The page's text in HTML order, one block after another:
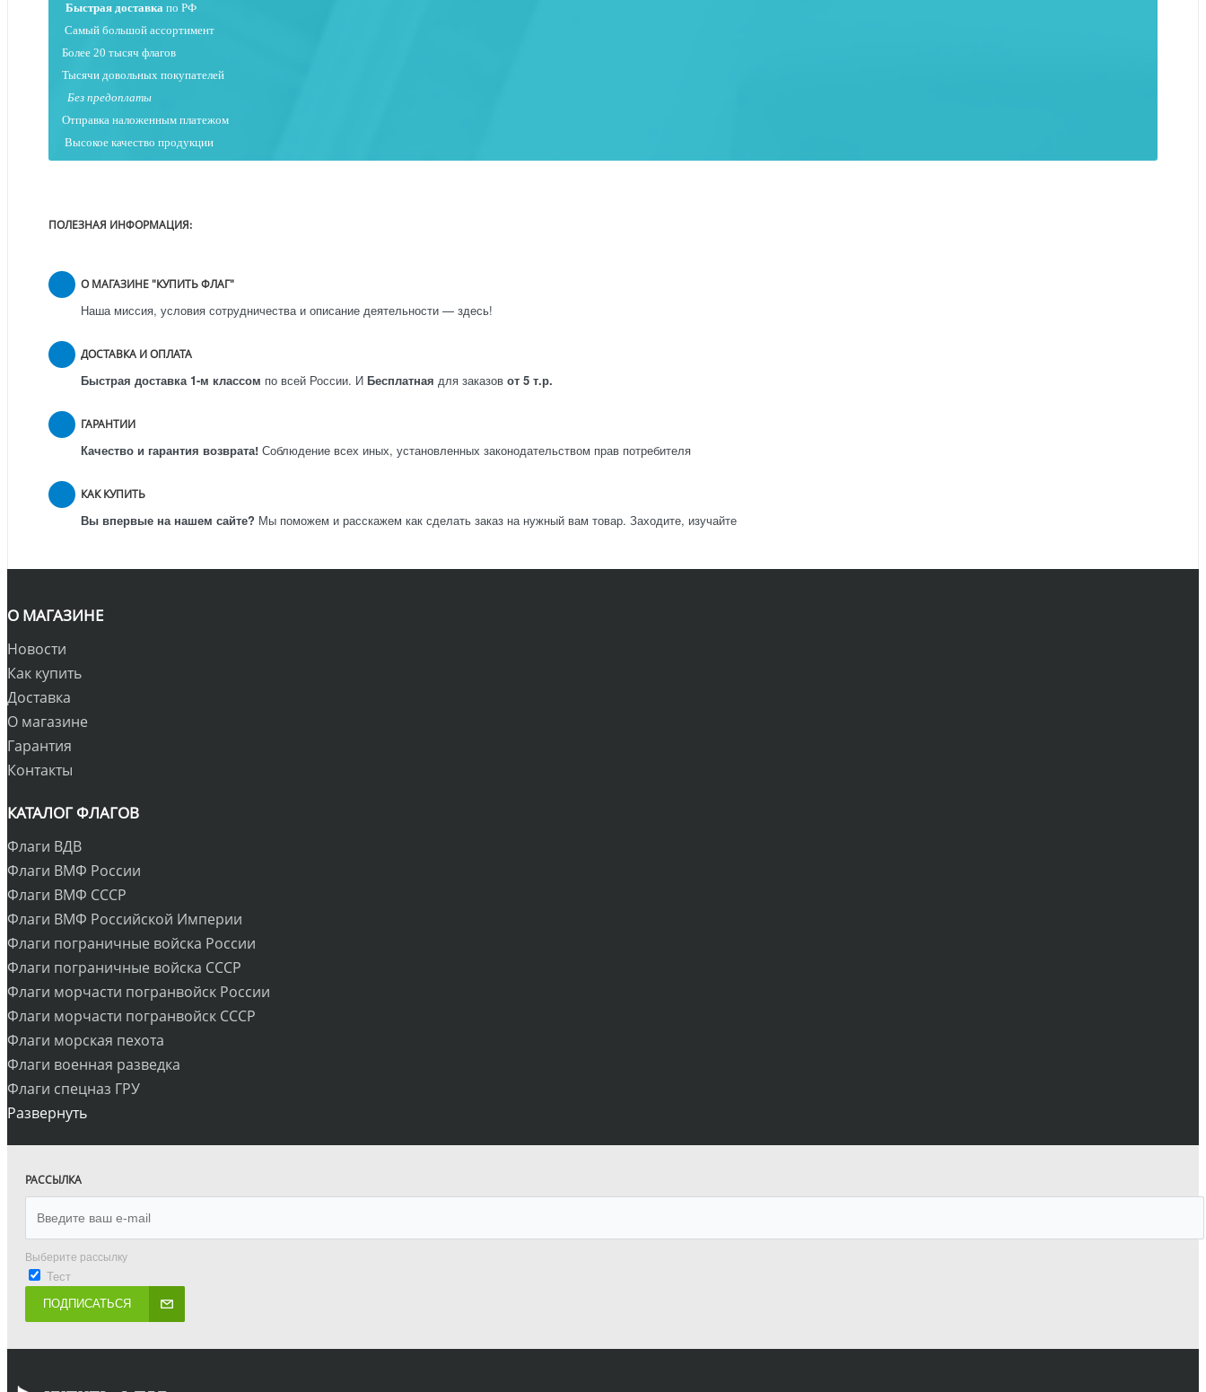
Быстрая доставка по РФ
Самый большой ассортимент
Более 20 тысяч флагов
Тысячи довольных покупателей
Без предоплаты
Отправка наложенным платежом
Высокое качество продукции
ПОЛЕЗНАЯ ИНФОРМАЦИЯ:
О МАГАЗИНЕ "КУПИТЬ ФЛАГ"
Наша миссия, условия сотрудничества и описание деятельности — здесь!
ДОСТАВКА И ОПЛАТА
Быстрая доставка 1-м классом по всей России. И Бесплатная для заказов от 5 т.р.
ГАРАНТИИ
Качество и гарантия возврата! Соблюдение всех иных, установленных законодательством прав потребителя
КАК КУПИТЬ
Вы впервые на нашем сайте? Мы поможем и расскажем как сделать заказ на нужный вам товар. Заходите, изучайте
О МАГАЗИНЕ
Новости
Как купить
Доставка
О магазине
Гарантия
Контакты
КАТАЛОГ ФЛАГОВ
Флаги ВДВ
Флаги ВМФ России
Флаги ВМФ СССР
Флаги ВМФ Российской Империи
Флаги пограничные войска России
Флаги пограничные войска СССР
Флаги морчасти погранвойск России
Флаги морчасти погранвойск СССР
Флаги морская пехота
Флаги военная разведка
Флаги спецназ ГРУ
Развернуть
РАССЫЛКА
Выберите рассылку
Тест
ПОДПИСАТЬСЯ